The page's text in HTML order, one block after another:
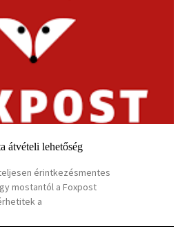
átvételi lehetőség
érintkezésmentes
mostantól a Foxpost
a